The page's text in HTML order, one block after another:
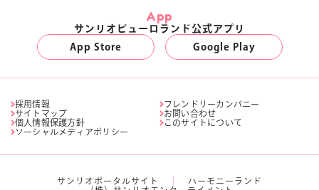
App
サンリオピューロランド公式アプリ
App Store
Google Play
採用情報
フレンドリーカンパニー
サイトマップ
お問い合わせ
個人情報保護方針
このサイトについて
ソーシャルメディアポリシー
サンリオポータルサイト
ハーモニーランド